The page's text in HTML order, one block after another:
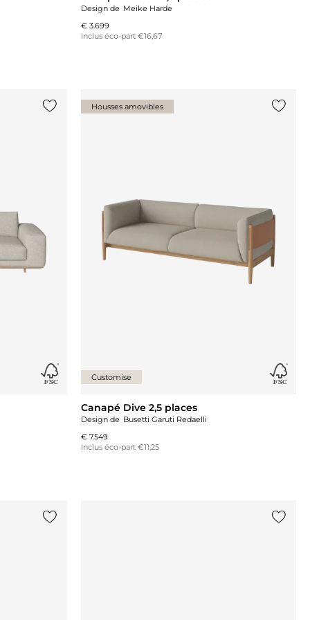
Design de Meike Harde
€ 3.699
Inclus éco-part €16,67
Housses amovibles
Customise
Canapé Dive 2,5 places
Design de Busetti Garuti Redaelli
€ 7.549
Inclus éco-part €11,25